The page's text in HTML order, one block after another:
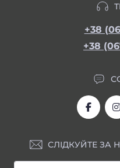
+38
+38
СЛІДКУЙТЕ ЗА